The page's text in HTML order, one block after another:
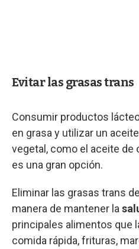
Evitar las grasas trans
Consumir productos
en grasa y utilizar un
vegetal, como el aceite de
es una gran opción.
Eliminar las grasas trans
manera de mantener la
principales alimentos que
comida rápida, frituras,